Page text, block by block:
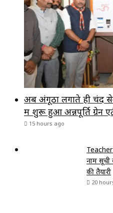
अब अंगूठा लगाते ही चंद
में शुरू हुआ अन्नपूर्ति ग्रेन
15 hours ago
नाम
की तैयारी
20